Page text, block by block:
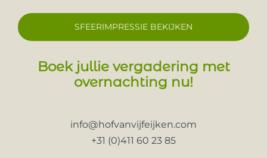
SFEERIMPRESSIE BEKIJKEN
Boek jullie vergadering met
overnachting nu!
info@hofvanvijfeijken.com
+31 (0)411 60 23 85